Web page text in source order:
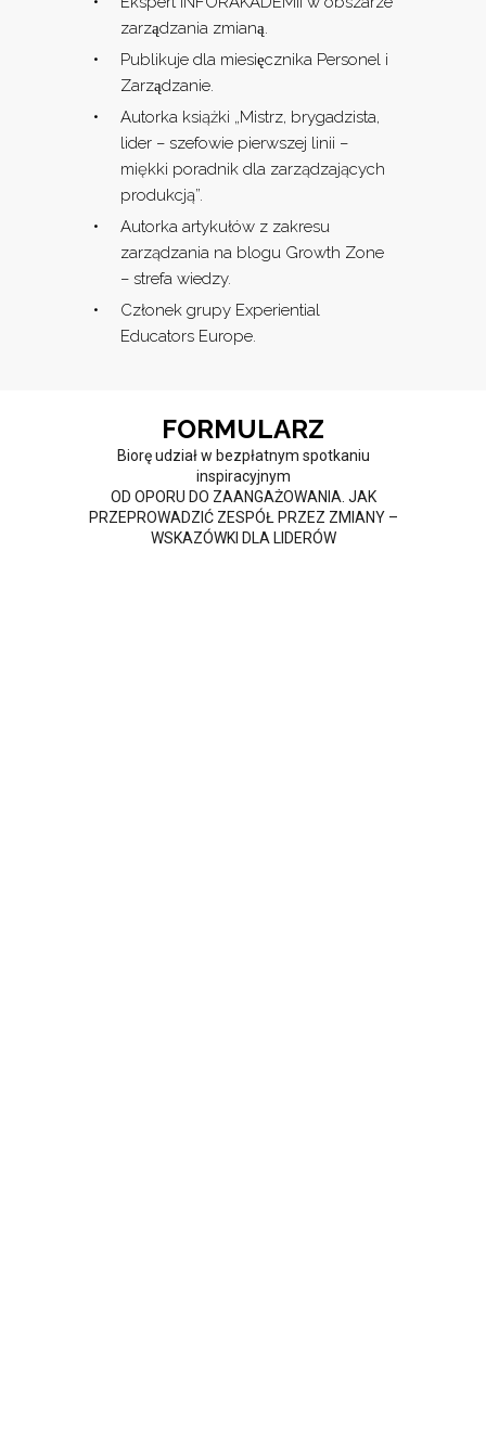
zarządzania zmianą.
Publikuje dla miesięcznika Personel i
Zarządzanie.
Autorka książki „Mistrz, brygadzista,
lider – szefowie pierwszej linii –
miękki poradnik dla zarządzających
produkcją”.
Autorka artykułów z zakresu
zarządzania na blogu Growth Zone
– strefa wiedzy.
Członek grupy Experiential
Educators Europe.
FORMULARZ
Biorę udział w bezpłatnym spotkaniu
inspiracyjnym
OD OPORU DO ZAANGAŻOWANIA. JAK
PRZEPROWADZIĆ ZESPÓŁ PRZEZ ZMIANY –
WSKAZÓWKI DLA LIDERÓW